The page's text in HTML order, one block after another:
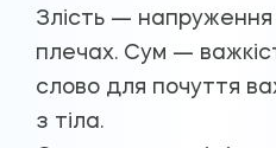
Злість —
плечах. Сум —
слово для почуття
з тіла.